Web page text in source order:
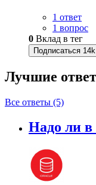
1 ответ
1 вопрос
0 Вклад в тег
Подписаться 14k
Лучшие
Все ответы (5)
Надо ли в